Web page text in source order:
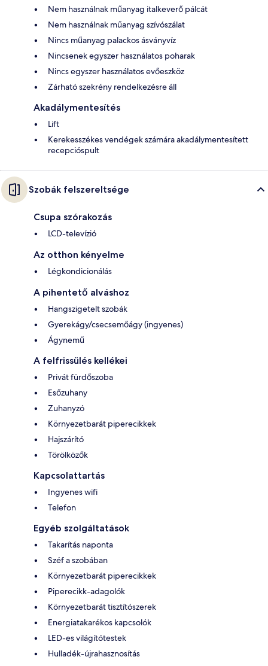
Nem használnak műanyag italkeverő pálcát
Nem használnak műanyag szívószálat
Nincs műanyag palackos ásványvíz
Nincsenek egyszer használatos poharak
Nincs egyszer használatos evőeszköz
Zárható szekrény rendelkezésre áll
Akadálymentesítés
Lift
Kerekesszékes vendégek számára akadálymentesített
recepcióspult
Szobák felszereltsége
Csupa szórakozás
LCD-televízió
Az otthon kényelme
Légkondicionálás
A pihentető alváshoz
Hangszigetelt szobák
Gyerekágy/csecsemőágy (ingyenes)
Ágynemű
A felfrissülés kellékei
Privát fürdőszoba
Esőzuhany
Zuhanyzó
Környezetbarát piperecikkek
Hajszárító
Törölközők
Kapcsolattartás
Ingyenes wifi
Telefon
Egyéb szolgáltatások
Takarítás naponta
Széf a szobában
Környezetbarát piperecikkek
Piperecikk-adagolók
Környezetbarát tisztítószerek
Energiatakarékos kapcsolók
LED-es világítótestek
Hulladék-újrahasznosítás